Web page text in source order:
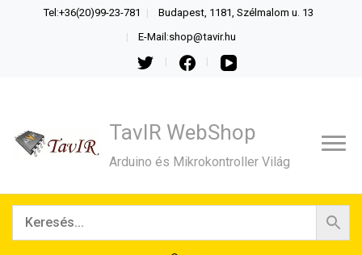
Tel:+36(20)99-23-781 Budapest, 1181, Szélmalom u. 13
E-Mail:shop@tavir.hu
TavIR WebShop
Arduino és Mikrokontroller Világ